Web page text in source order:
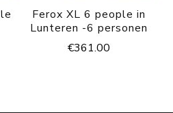
Ferox XL 6 people in
Lunteren -6 personen
€361.00